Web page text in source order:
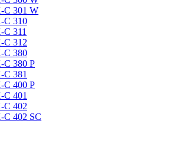
C 301 W
C 310
311
C 312
C 380
C 380 P
C 381
C 400 P
C 401
C 402
C 402 SC